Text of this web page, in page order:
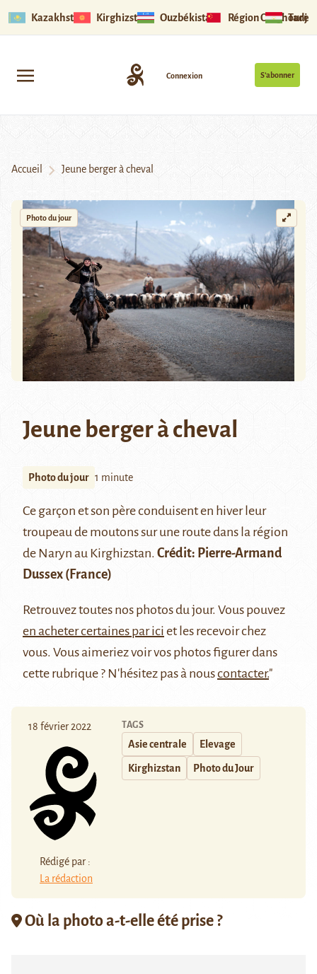
Kazakhstan Kirghizstan Ouzbékistan Région Ouïghoure
S’abonner
Connexion
Accueil Jeune berger à cheval
Photo du jour
Jeune berger à cheval
Photo du jour 1 minute
Ce garçon et son père conduisent en hiver leur
troupeau de moutons sur une route dans la région
de Naryn au Kirghizstan. Crédit: Pierre-Armand
Dussex (France)
Retrouveztoutes nos photos du jour. Vous pouvez
en acheter certaines par ici et les recevoir chez
vous. Vous aimeriez voir vos photos figurer dans
cette rubrique ? N'hésitez pas à nouscontacter."
18 février 2022
Rédigé par :
La rédaction
TAGS
Asie centrale Elevage
Kirghizstan Photo du Jour
Où la photo a-t-elle été prise ?